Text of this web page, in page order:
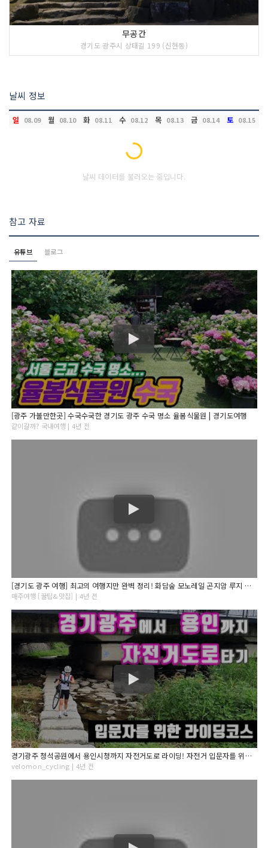
무공간
경기도 광주시 상태길 199 (신현동)
날씨 정보
일 08.09 월 08.10 화 08.11 수 08.12 목 08.13 금 08.14 토 08.15
Loading...
날씨 데이터를 불러오는 중입니다.
참고 자료
유튜브 블로그
[광주 가볼만한곳] 수국수국한 경기도 광주 수국 명소 율봄식물원 | 경기도여행
같이갈까? 국내여행 | 4년 전
[경기도 광주 여행] 최고의 여행지만 완벽 정리! 화담숲 모노레일 곤지암 루지 지월농원 아이와 여행 서울 근교 가볼만한 곳 경기도 광주 당일치기 여행 액티비티 가을 여행 단풍 추천
매주여행 [꿀팁&맛집] | 4년 전
경기광주 청석공원에서 용인시청까지 자전거도로 라이딩! 자전거 입문자를 위한 초급코스!
velomon_cycling | 4년 전